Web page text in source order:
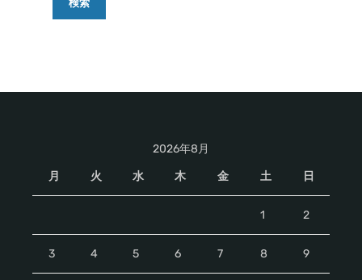
2026年8月
月
火 水 木 金 土 日
1 2
3 4 5 6 7 8 9